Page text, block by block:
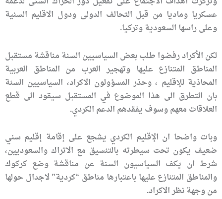
عسكریا ومادیا من قبل التحالف الدولی ودول الاقلیم السنیة
وعلى راسها السعودیة وترکیا.
لكن الأكراد رفضوا طلب بعض السياسيين السنة مناقشة مستقبل
المناطق المتنازع عليها وتهجير العرب من المناطق العربية
المحاذية للإقليم ، وحذر المسؤولون الاكراد، السياسيين السنة
بان التطرق الى هذا الموضوع في المستقبل سيقود الى قطع
العلاقات معهم وسوف يفقدهم الدعم الكردي.
وبات واضحا ان الإقليم الكردي يشجع على إقامة إقليم سني
ضعيف يكون تحت سيطرته بالتنسيق مع الاتراك والسعوديين،
شرط ان يكف السياسيون السنة عن مناقشة وضع كركوك
والمناطق المتنازع عليها باعتبارها مناطق “كردية” لاجدال حولها
من وجهة نظر الاكراد.